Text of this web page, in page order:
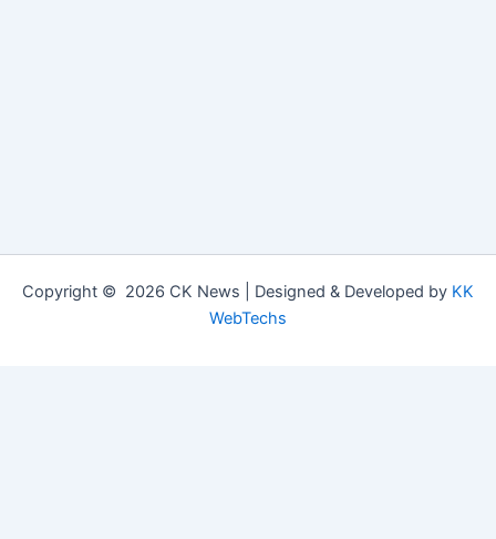
Copyright © 2026 CK News | Designed & Developed by KK
WebTechs